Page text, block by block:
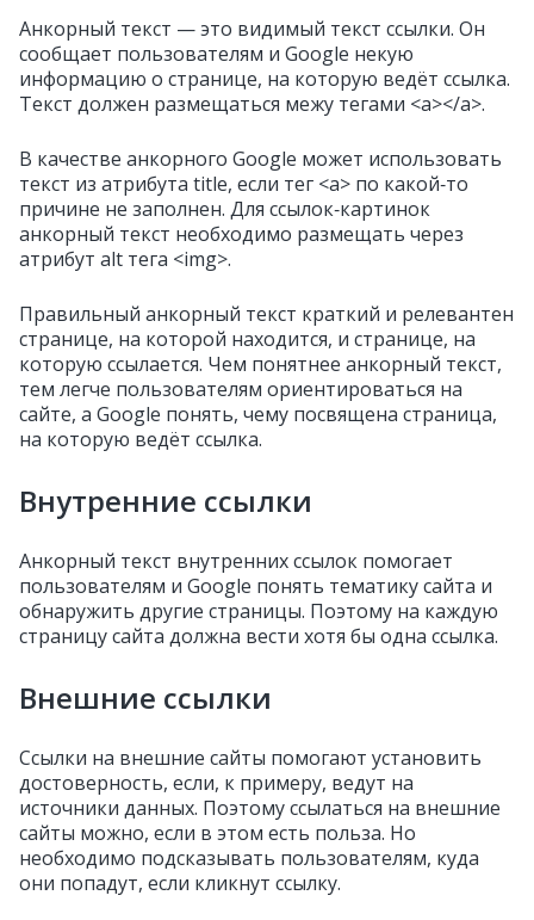
Анкорный текст — это видимый текст ссылки. Он
сообщает пользователям и Google некую
информацию о странице, на которую ведёт ссылка.
Текст должен размещаться межу тегами <a></a>.
В качестве анкорного Google может использовать
текст из атрибута title, если тег <a> по какой‑то
причине не заполнен. Для ссылок‑картинок
анкорный текст необходимо размещать через
атрибут alt тега <img>.
Правильный анкорный текст краткий и релевантен
странице, на которой находится, и странице, на
которую ссылается. Чем понятнее анкорный текст,
тем легче пользователям ориентироваться на
сайте, а Google понять, чему посвящена страница,
на которую ведёт ссылка.
Внутренние ссылки
Анкорный текст внутренних ссылок помогает
пользователям и Google понять тематику сайта и
обнаружить другие страницы. Поэтому на каждую
страницу сайта должна вести хотя бы одна ссылка.
Внешние ссылки
Ссылки на внешние сайты помогают установить
достоверность, если, к примеру, ведут на
источники данных. Поэтому ссылаться на внешние
сайты можно, если в этом есть польза. Но
необходимо подсказывать пользователям, куда
они попадут, если кликнут ссылку.